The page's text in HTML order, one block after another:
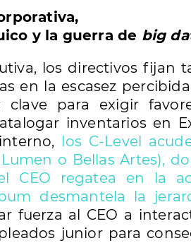
y la guerra de big
los directivos fijan
en la escasez
clave para exigir
inventarios en
los C-Level
o Bellas Artes),
CEO regatea en la
desmantela la
fuerza al CEO a
junior para